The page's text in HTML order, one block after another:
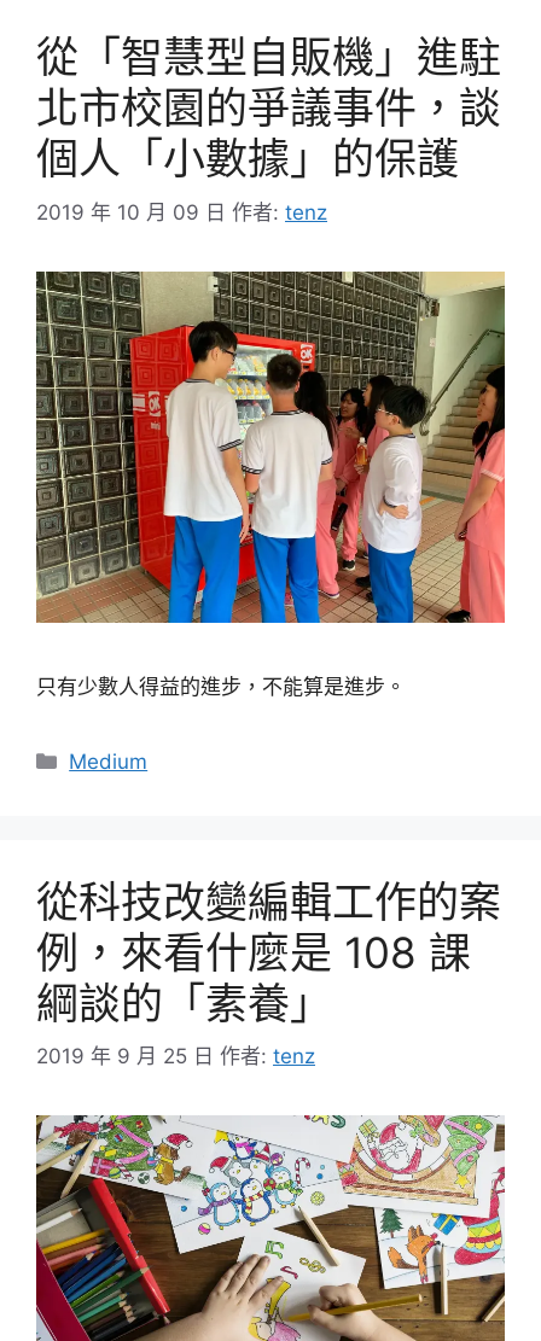
從「智慧型自販機」進駐
北市校園的爭議事件，談
個人「小數據」的保護
2019 年 10 月 09 日 作者: tenz
只有少數人得益的進步，不能算是進步。
分
Medium
從科技改變編輯工作的案
例，來看什麼是 108 課
綱談的「素養」
2019 年 9 月 25 日 作者: tenz